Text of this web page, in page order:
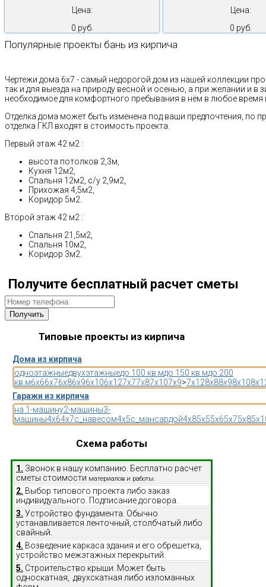
Цена:
0 руб.
Цена:
0 руб.
Популярные проекты бань из кирпича
Чертежи дома 6х7 - самый недорогой дом из нашей коллекции
так и для выезда на природу весной и осенью, а при желании и в
необходимое для комфортного пребывания в нём в любое время
Отделка дома может быть изменена под ваши предпочтения, по
отделка ГКЛ входят в стоимость проекта.
Первый этаж 42 м2 :
высота потолков 2,3м,
Кухня 12м2,
Спальня 12м2, с/у 2,9м2,
Прихожая 4,5м2,
Коридор 5м2.
Второй этаж 42 м2 :
Спальня 21,5м2,
Спальня 10м2,
Коридор 3м2.
Получите бесплатный расчет сметы
Типовые проекты из кирпича
Дома из кирпича
одноэтажныедвухэтажныедо 100 кв.мдо 150 кв.мдо 200
кв.м6x66x76x86x96x106x127x77x87x107x9>7x128x88x98x10
Гаражи из кирпича
на 1-машину2-машины3-
машины4x64x7с_навесом4x5с_мансардой4x85x55x65x75x8
Схема работы
1. Звонок в нашу компанию. Бесплатно расчет
сметы стоимости материалов и работы.
2. Выбор типового проекта либо заказ
индивидуального. Подписание договора.
3. Устройство фундамента. Обычно
устанавливается ленточный, столбчатый либо
свайный.
4. Возведение каркаса здания и его обрешетка,
устройство межэтажных перекрытий.
5. Строительство крыши. Может быть
односкатная, двухскатная либо изломанных